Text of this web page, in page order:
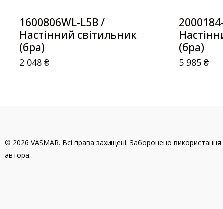
1600806WL-L5B /
Настінний світильник
(бра)
2 048₴
(бра)
5 985₴
© 2026 VASMAR. Всі права захищені. Заборонено використання
автора.